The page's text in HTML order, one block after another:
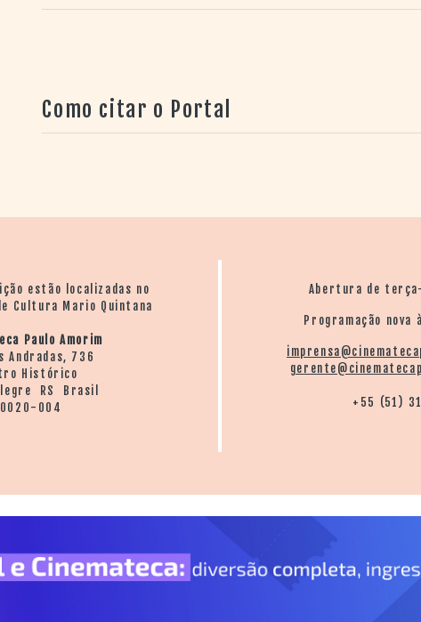
Como citar o Portal
estão localizadas no
Cultura Mario Quintana
Paulo Amorim
Andradas, 736
Histórico
RS Brasil
004
Abertura de
Programação
+55 (51)